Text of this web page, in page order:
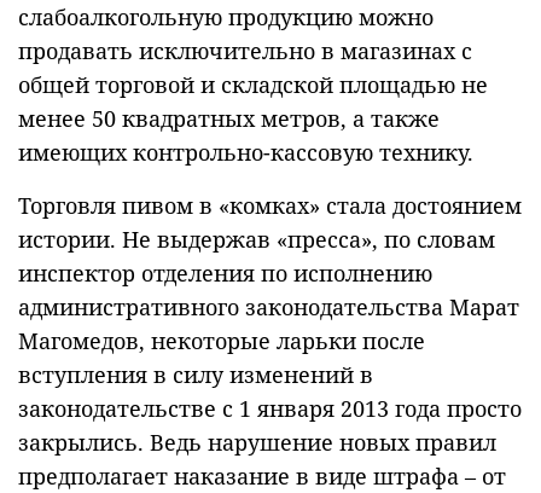
слабоалкогольную продукцию можно
продавать исключительно в магазинах с
общей торговой и складской площадью не
менее 50 квадратных метров, а также
имеющих контрольно-кассовую технику.
Торговля пивом в «комках» стала достоянием
истории. Не выдержав «пресса», по словам
инспектор отделения по исполнению
административного законодательства Марат
Магомедов, некоторые ларьки после
вступления в силу изменений в
законодательстве с 1 января 2013 года просто
закрылись. Ведь нарушение новых правил
предполагает наказание в виде штрафа – от